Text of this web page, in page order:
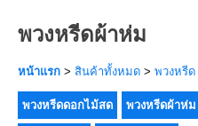
พวงหรีดผ้าห่ม
หน้าแรก > สินค้าทั้งหมด > พวงหรีด
พวงหรีดดอกไม้สด พวงหรีดผ้าห่ม